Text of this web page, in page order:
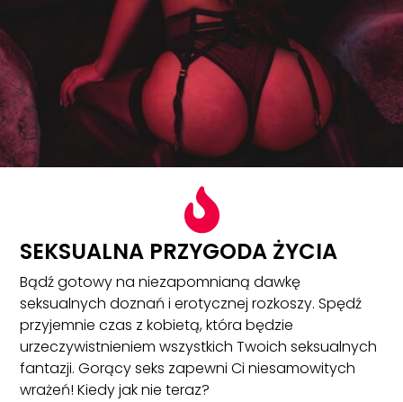

SEKSUALNA PRZYGODA ŻYCIA
Bądź gotowy na niezapomnianą dawkę
seksualnych doznań i erotycznej rozkoszy. Spędź
przyjemnie czas z kobietą, która będzie
urzeczywistnieniem wszystkich Twoich seksualnych
fantazji. Gorący seks zapewni Ci niesamowitych
wrażeń! Kiedy jak nie teraz?